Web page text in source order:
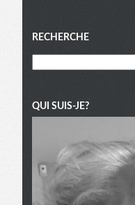
Menu
RECHERCHE
QUI SUIS-JE?